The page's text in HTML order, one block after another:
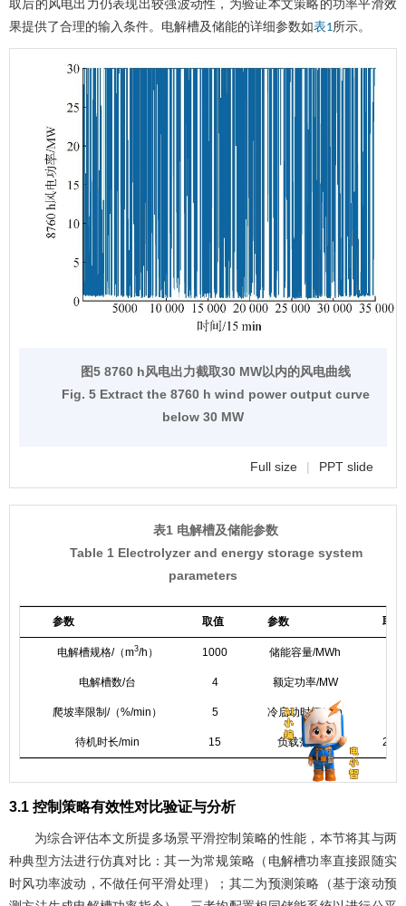
取后的风电出力仍表现出较强波动性，为验证本文策略的功率平滑效
果提供了合理的输入条件。电解槽及储能的详细参数如表1所示。
图5 8760 h风电出力截取30 MW以内的风电曲线
Fig. 5 Extract the 8760 h wind power output curve
below 30 MW
Full size | PPT slide
表1 电解槽及储能参数
Table 1 Electrolyzer and energy storage system
parameters
参数 取值 参数 取值
电解槽规格/（m3/h） 1000 储能容量/MWh
电解槽数/台 4 额定功率/MW
爬坡率限制/（%/min） 5 冷启动时间/min
待机时长/min 15 负载范围/%
3.1 控制策略有效性对比验证与分析
为综合评估本文所提多场景平滑控制策略的性能，本节将其与两
种典型方法进行仿真对比：其一为常规策略（电解槽功率直接跟随实
时风功率波动，不做任何平滑处理）；其二为预测策略（基于滚动预